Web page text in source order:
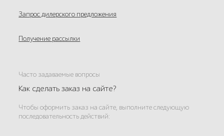
Запрос дилерского предложения
Получение рассылки
Часто задаваемые вопросы
Как сделать заказ на сайте?
Чтобы оформить заказ на сайте, выполните следующую
последовательность действий: